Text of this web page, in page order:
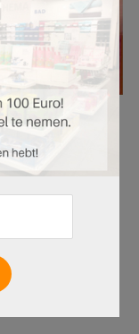
geldig van